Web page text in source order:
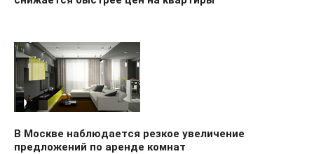
В Москве наблюдается резкое увеличение
предложений по аренде комнат